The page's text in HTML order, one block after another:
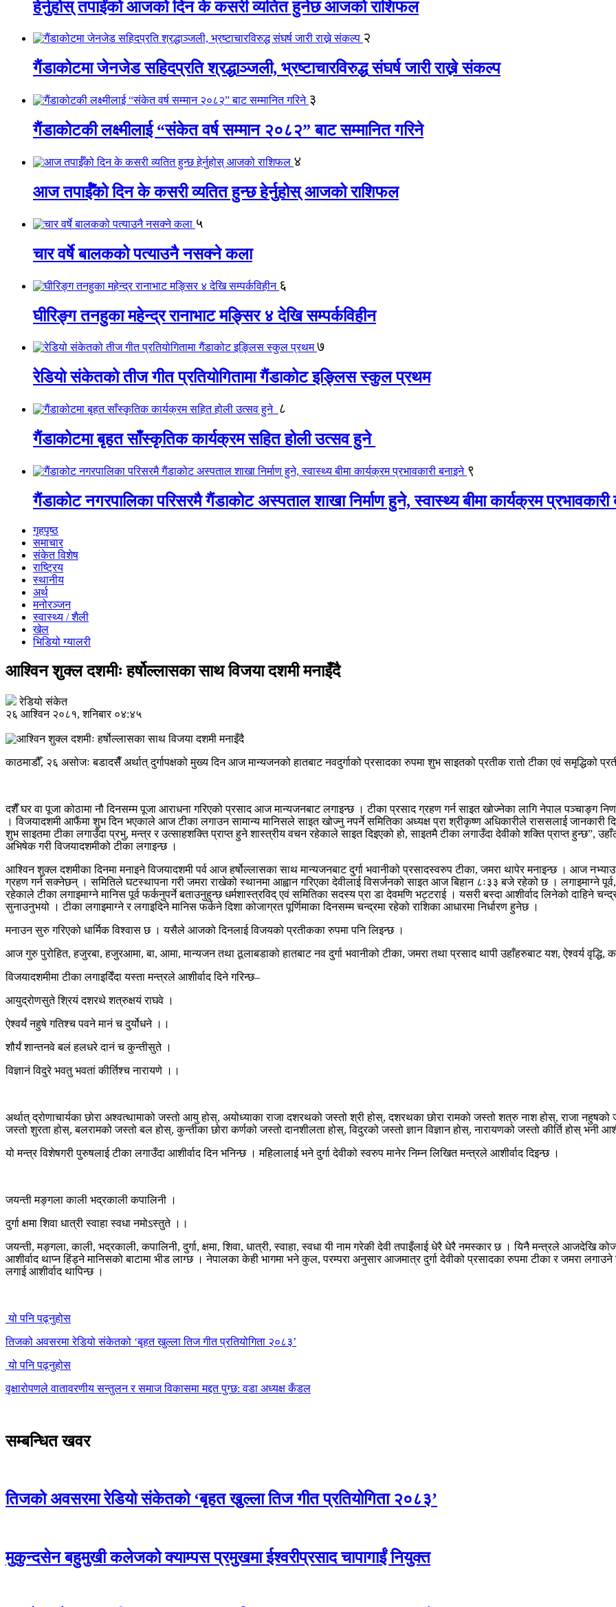
हेर्नुहोस् तपाईंको आजको दिन के कसरी व्यतित हुनेछ आजको राशिफल
२
गैंडाकोटमा जेनजेड सहिदप्रति श्रद्धाञ्जली, भ्रष्टाचारविरुद्ध संघर्ष जारी राख्ने संकल्प
३
गैंडाकोटकी लक्ष्मीलाई “संकेत वर्ष सम्मान २०८२” बाट सम्मानित गरिने
४
आज तपाईँको दिन के कसरी व्यतित हुन्छ हेर्नुहोस् आजको राशिफल
५
चार वर्षे बालकको पत्याउनै नसक्ने कला
६
घीरिङ्ग तनहुका महेन्द्र रानाभाट मङ्सिर ४ देखि सम्पर्कविहीन
७
रेडियो संकेतको तीज गीत प्रतियोगितामा गैंडाकोट इङ्लिस स्कुल प्रथम
८
गैंडाकोटमा बृहत साँस्कृतिक कार्यक्रम सहित होली उत्सव हुने
९
गैंडाकोट नगरपालिका परिसरमै गैंडाकोट अस्पताल शाखा निर्माण हुने, स्वास्थ्य बीमा कार्यक्रम प्रभावकारी
गृहपृष्ठ
समाचार
संकेत विशेष
राष्ट्रिय
स्थानीय
अर्थ
मनोरञ्जन
स्वास्थ्य / शैली
खेल
भिडियो ग्यालरी
आश्विन शुक्ल दशमीः हर्षोल्लासका साथ विजया दशमी मनाइँदै
रेडियो संकेत
२६ आश्विन २०८१, शनिबार ०४:४५
काठमाडौँ, २६ असोजः बडादसैँ अर्थात् दुर्गापक्षको मुख्य दिन आज मान्यजनको हातबाट नवदुर्गाको प्रसादका रुपमा शुभ साइतको प्रतीक रातो टीका एवं समृद्धिको
दशैँ घर वा पूजा कोठामा नौ दिनसम्म पूजा आराधना गरिएको प्रसाद आज मान्यजनबाट लगाइन्छ । टीका प्रसाद ग्रहण गर्न साइत खोज्नेका लागि नेपाल पञ्चाङ्ग
। विजयादशमी आफैंमा शुभ दिन भएकाले आज टीका लगाउन सामान्य मानिसले साइत खोज्नु नपर्ने समितिका अध्यक्ष प्रा श्रीकृष्ण अधिकारीले राससलाई
शुभ साइतमा टीका लगाउँदा प्रभु, मन्त्र र उत्साहशक्ति प्राप्त हुने शास्त्रीय वचन रहेकाले साइत दिइएको हो, साइतमै टीका लगाउँदा देवीको शक्ति प्राप्त हुन्छ”,
अभिषेक गरी विजयादशमीको टीका लगाइन्छ ।
आश्विन शुक्ल दशमीका दिनमा मनाइने विजयादशमी पर्व आज हर्षोल्लासका साथ मान्यजनबाट दुर्गा भवानीको प्रसादस्वरुप टीका, जमरा थापेर मनाइन्छ । आज
ग्रहण गर्न सक्नेछन् । समितिले घटस्थापना गरी जमरा राखेको स्थानमा आह्वान गरिएका देवीलाई विसर्जनको साइत आज बिहान ८ः३३ बजे रहेको छ । लगाइमाग्ने
रहेकाले टीका लगाइमाग्ने मानिस पूर्व फर्कनुपर्ने बताउनुहुन्छ धर्मशास्त्रविद् एवं समितिका सदस्य प्रा डा देवमणि भट्टराई । यसरी बस्दा आशीर्वाद लिनेको दाहिने
सुनाउनुभयो । टीका लगाइमाग्ने र लगाइदिने मानिस फर्कने दिशा कोजाग्रत पूर्णिमाका दिनसम्म चन्द्रमा रहेको राशिका आधारमा निर्धारण हुनेछ ।
मनाउन सुरु गरिएको धार्मिक विश्वास छ । यसैले आजको दिनलाई विजयको प्रतीकका रुपमा पनि लिइन्छ ।
आज गुरु पुरोहित, हजुरबा, हजुरआमा, बा, आमा, मान्यजन तथा ठूलाबडाको हातबाट नव दुर्गा भवानीको टीका, जमरा तथा प्रसाद थापी उहाँहरुबाट यश, ऐश्वर्य वृद्धि, काम
विजयादशमीमा टीका लगाइदिँदा यस्ता मन्त्रले आशीर्वाद दिने गरिन्छ–
आयुद्रोणसुते श्रियं दशरथे शत्रुक्षयं राघवे ।
ऐश्वर्यं नहुषे गतिश्च पवने मानं च दुर्योधने ।।
शौर्यं शान्तनवे बलं हलधरे दानं च कुन्तीसुते ।
विज्ञानं विदुरे भवतु भवतां कीर्तिश्च नारायणे ।।
अर्थात् द्रोणाचार्यका छोरा अश्वत्थामाको जस्तो आयु होस्, अयोध्याका राजा दशरथको जस्तो श्री होस्, दशरथका छोरा रामको जस्तो शत्रु नाश होस्, राजा नहुषको
जस्तो शुरता होस्, बलरामको जस्तो बल होस्, कुन्तीका छोरा कर्णको जस्तो दानशीलता होस्, विदुरको जस्तो ज्ञान विज्ञान होस्, नारायणको जस्तो कीर्ति होस् भनी
यो मन्त्र विशेषगरी पुरुषलाई टीका लगाउँदा आशीर्वाद दिन भनिन्छ । महिलालाई भने दुर्गा देवीको स्वरुप मानेर निम्न लिखित मन्त्रले आशीर्वाद दिइन्छ ।
जयन्ती मङ्गला काली भद्रकाली कपालिनी ।
दुर्गा क्षमा शिवा धात्री स्वाहा स्वधा नमोऽस्तुते ।।
जयन्ती, मङ्गला, काली, भद्रकाली, कपालिनी, दुर्गा, क्षमा, शिवा, धात्री, स्वाहा, स्वधा यी नाम गरेकी देवी तपाइँलाई धेरै धेरै नमस्कार छ । यिनै मन्त्रले आजदेखि
आशीर्वाद थाप्न हिंड्ने मानिसको बाटामा भीड लाग्छ । नेपालका केही भागमा भने कुल, परम्परा अनुसार आजमात्र दुर्गा देवीको प्रसादका रुपमा टीका र जमरा
लगाई आशीर्वाद थापिन्छ ।
यो पनि पढ्नुहोस
तिजको अवसरमा रेडियो संकेतको ‘बृहत खुल्ला तिज गीत प्रतियोगिता २०८३’
यो पनि पढ्नुहोस
वृक्षारोपणले वातावरणीय सन्तुलन र समाज विकासमा मद्दत पुग्छ: वडा अध्यक्ष कँडल
सम्बन्धित खवर
तिजको अवसरमा रेडियो संकेतको ‘बृहत खुल्ला तिज गीत प्रतियोगिता २०८३’
मुकुन्दसेन बहुमुखी कलेजको क्याम्पस प्रमुखमा ईश्वरीप्रसाद चापागाईं नियुक्त